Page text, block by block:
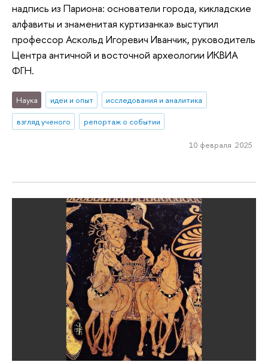
надпись из Париона: основатели города, кикладские
алфавиты и знаменитая куртизанка» выступил
профессор Аскольд Игоревич Иванчик, руководитель
Центра античной и восточной археологии ИКВИА
ФГН.
Наука идеи и опыт
исследования и аналитика
взгляд ученого
репортаж о событии
10 февраля 2025